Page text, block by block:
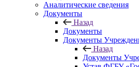
Аналитические сведения
Документы
Назад
Документы
Документы
Назад
Документы